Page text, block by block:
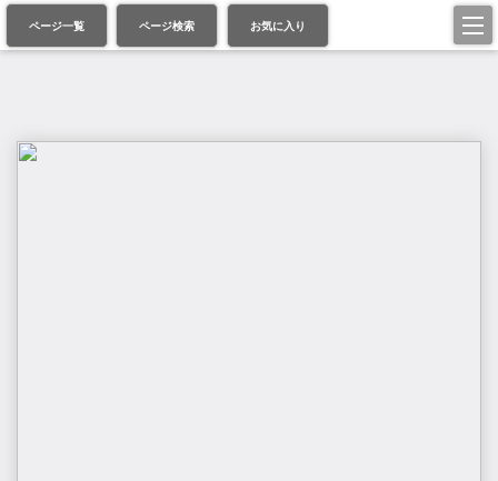
ページ一覧 ページ検索 お気に入り